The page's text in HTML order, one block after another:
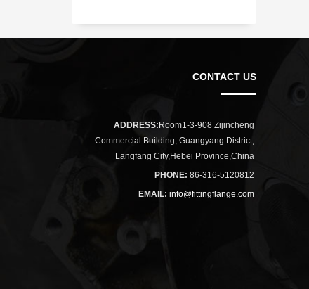
CONTACT US
ADDRESS: Room1-3-908 Zijincheng
Commercial Building, Guangyang District,
Langfang City,Hebei Province,China
PHONE: 86-316-5120812
EMAIL: info@fittingflange.com